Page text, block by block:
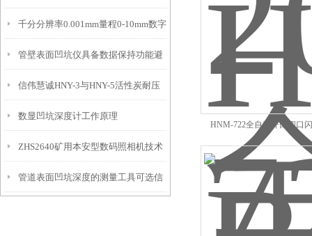
10mm！
特点
千分分辨率0.001mm量程0-10mm数字
埋头度仪技术参数！
管壁表面凹坑仪具备数据保持功能避
免测试过程中测针移动导致数据变动
信伟慧诚HNY-3与HNY-5活性炭耐压
强度测定仪技术参数！
数显凹坑深度计工作原理
ZHS2640矿用本安型数码照相机技术
参数！
管道表面凹坑深度的测量工具可选信
HNM-722全自动开口闭口